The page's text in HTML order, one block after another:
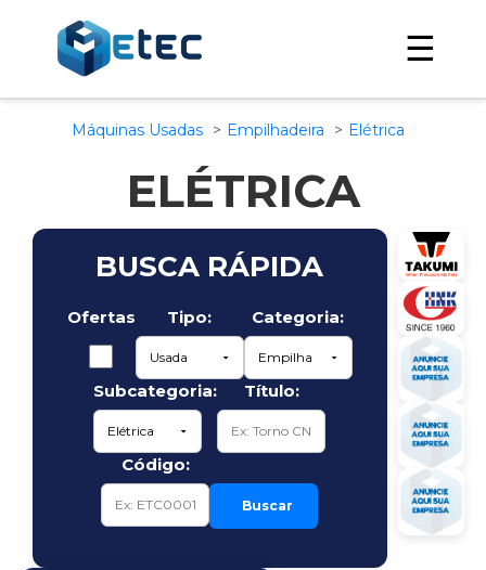
☰
Máquinas Usadas Empilhadeira Elétrica
ELÉTRICA
BUSCA RÁPIDA
Ofertas Tipo: Categoria:
Subcategoria: Título:
Código:
Buscar